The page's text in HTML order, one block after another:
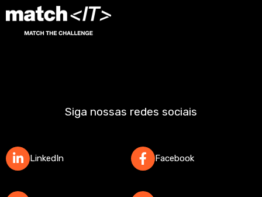
Siga nossas redes sociais
LinkedIn Facebook